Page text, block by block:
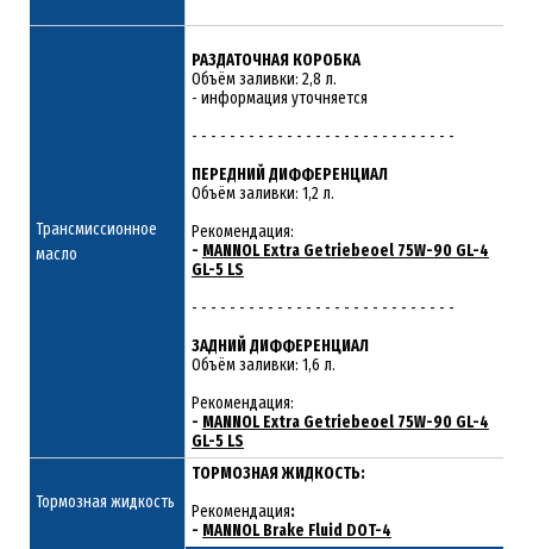
Трансмиссионное
масло
РАЗДАТОЧНАЯ КОРОБКА
Объём заливки: 2,8 л.
- информация уточняется
- - - - - - - - - - - - - - - - - - - - - - - - - - - -
ПЕРЕДНИЙ ДИФФЕРЕНЦИАЛ
Объём заливки: 1,2 л.
Рекомендация:
- MANNOL Extra Getriebeoel 75W-90 GL-4
GL-5 LS
- - - - - - - - - - - - - - - - - - - - - - - - - - - -
ЗАДНИЙ ДИФФЕРЕНЦИАЛ
Объём заливки: 1,6 л.
Рекомендация:
- MANNOL Extra Getriebeoel 75W-90 GL-4
GL-5 LS
Тормозная жидкость
ТОРМОЗНАЯ ЖИДКОСТЬ:
Рекомендация:
- MANNOL Brake Fluid DOT-4